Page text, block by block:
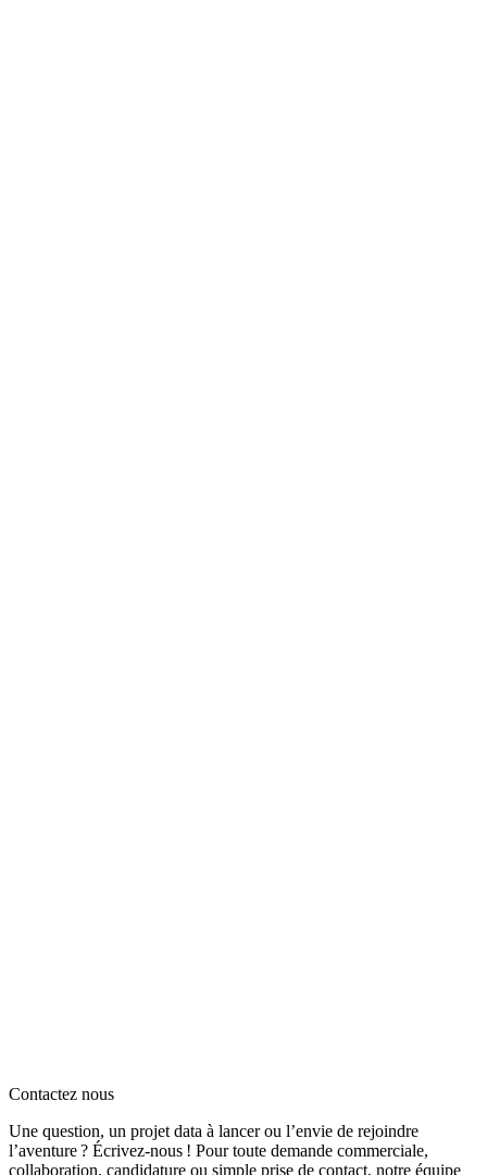
Contactez nous
Une question, un projet data à lancer ou l’envie de rejoindre
l’aventure ? Écrivez‑nous ! Pour toute demande commerciale,
collaboration, candidature ou simple prise de contact, notre équipe